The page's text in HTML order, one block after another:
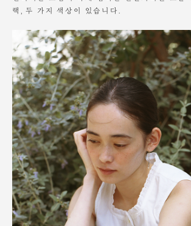
랙, 두 가지 색상이 있습니다.